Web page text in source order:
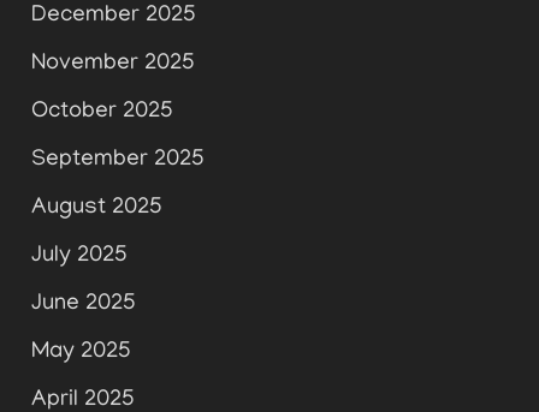
December 2025
November 2025
October 2025
September 2025
August 2025
July 2025
June 2025
May 2025
April 2025